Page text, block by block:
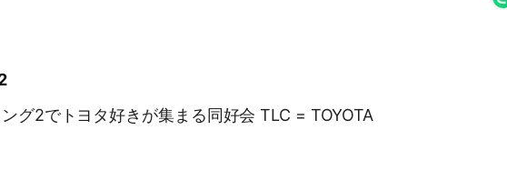
トヨタ好きが集まる同好会 TLC = TOYOTA